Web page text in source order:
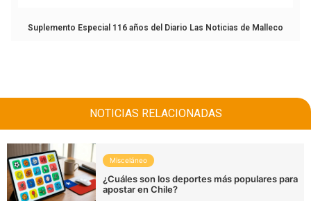
Suplemento Especial 116 años del Diario Las Noticias de Malleco
NOTICIAS RELACIONADAS
Misceláneo
¿Cuáles son los deportes más populares para
apostar en Chile?